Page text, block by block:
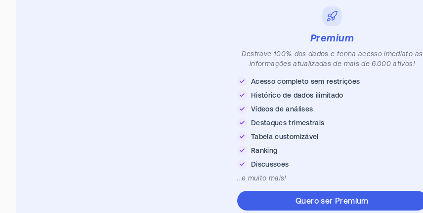
Premium
Destrave 100% dos dados e tenha acesso imediato as
informações atualizadas de mais de 6.000 ativos!
Acesso completo sem restrições
Histórico de dados ilimitado
Vídeos de análises
Destaques trimestrais
Tabela customizável
Ranking
Discussões
...e muito mais!
Quero ser Premium